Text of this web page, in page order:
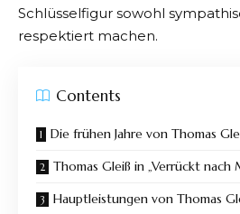
Schlüsselfigur sowohl
respektiert machen.
Contents
Die frühen Jahre von Thomas
Thomas Gleiß in „Verrückt nach
Hauptleistungen von Thomas